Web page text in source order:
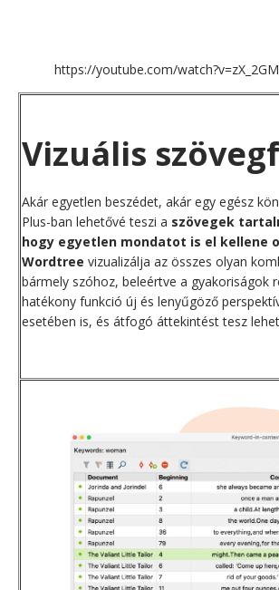
https://youtube.com/
Vizuális
Akár egyetlen beszédet, akár egy egész
Plus-ban lehetővé teszi a szövegek
hogy egyetlen mondatot is el kellene
Wordtree vizualizálja az összes olyan
bármely szóhoz, beleértve a gyakoriságok
hatékony funkció új és lenyűgöző
esetében is, és átfogó áttekintést tesz